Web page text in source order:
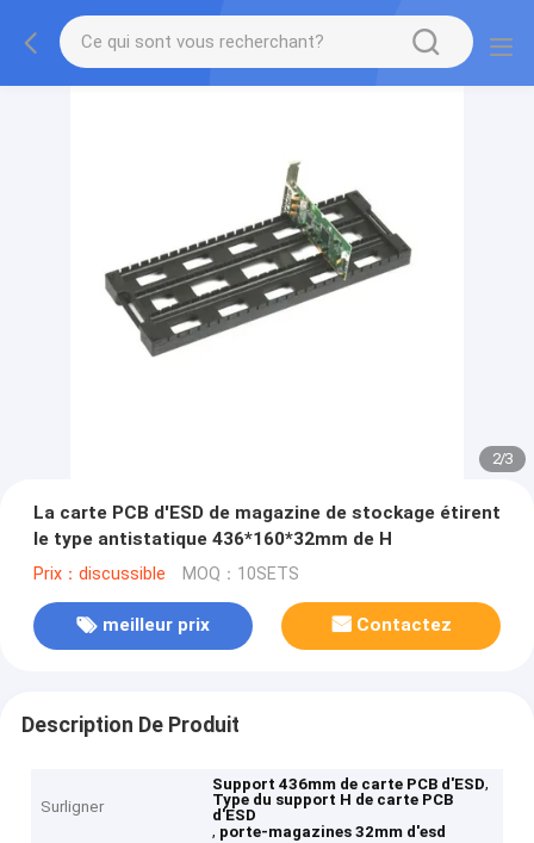
2/3
La carte PCB d'ESD de magazine de stockage étirent
le type antistatique 436*160*32mm de H
Prix：discussible MOQ：10SETS
meilleur prix Contactez
Description De Produit
Surligner
Support 436mm de carte PCB d'ESD,
Type du support H de carte PCB
d'ESD
, porte-magazines 32mm d'esd